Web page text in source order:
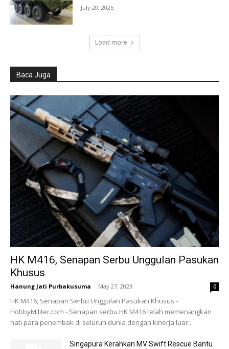
July 20, 2026
Load more
Baca Juga
HK M416, Senapan Serbu Unggulan Pasukan
Khusus
Hanung Jati Purbakusuma - May 27, 2023 0
HK M416, Senapan Serbu Unggulan Pasukan Khusus -
HobbyMiliter.com - Senapan serbu HK M416 telah memenangkan
hati para penembak di seluruh dunia dengan kinerja luar...
Singapura Kerahkan MV Swift Rescue Bantu